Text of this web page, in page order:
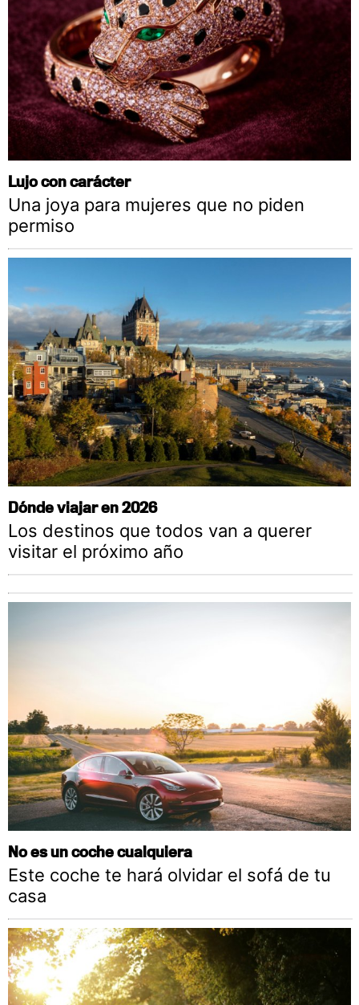
Lujo con carácter
Una joya para mujeres que no piden
permiso
Dónde viajar en 2026
Los destinos que todos van a querer
visitar el próximo año
No es un coche cualquiera
Este coche te hará olvidar el sofá de tu
casa